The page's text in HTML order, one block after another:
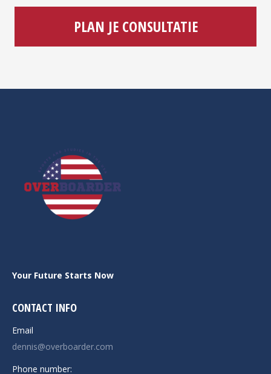
PLAN JE CONSULTATIE
Your Future Starts Now
CONTACT INFO
Email
dennis@overboarder.com
Phone number: